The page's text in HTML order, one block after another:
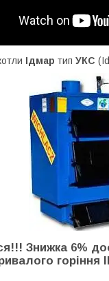
Ідмар тип УКС
Знижка 6%
горіння